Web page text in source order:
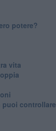
potere?
vita
puoi controllare